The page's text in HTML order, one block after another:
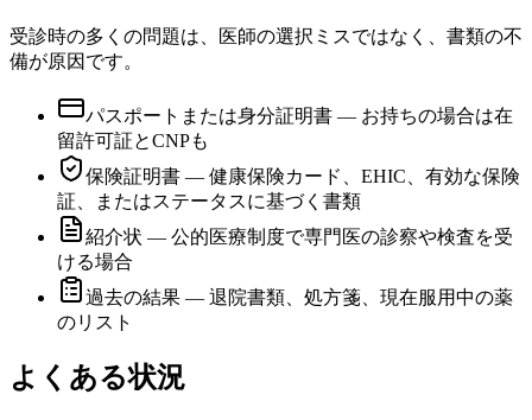
受診時の多くの問題は、医師の選択ミスではなく、書類の不
備が原因です。
パスポートまたは身分証明書 — お持ちの場合は在
留許可証とCNPも
保険証明書 — 健康保険カード、EHIC、有効な保険
証、またはステータスに基づく書類
紹介状 — 公的医療制度で専門医の診察や検査を受
ける場合
過去の結果 — 退院書類、処方箋、現在服用中の薬
のリスト
よくある状況